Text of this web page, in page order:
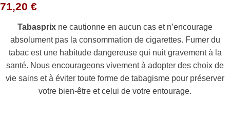
71,20 €
Tabasprix ne cautionne en aucun cas et n’encourage
absolument pas la consommation de cigarettes. Fumer du
tabac est une habitude dangereuse qui nuit gravement à la
santé. Nous encourageons vivement à adopter des choix de
vie sains et à éviter toute forme de tabagisme pour préserver
votre bien-être et celui de votre entourage.